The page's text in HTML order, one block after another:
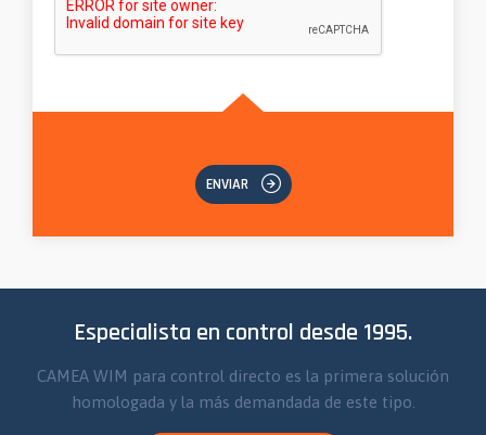
ENVIAR
Especialista en control desde 1995.
CAMEA WIM para control directo es la primera solución
homologada y la más demandada de este tipo.